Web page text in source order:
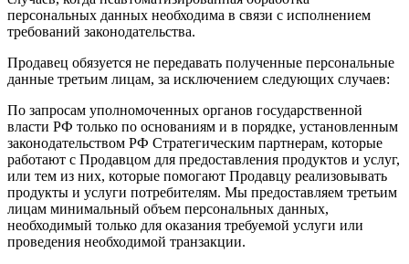
персональных данных необходима в связи с исполнением
требований законодательства.
Продавец обязуется не передавать полученные персональные
данные третьим лицам, за исключением следующих случаев:
По запросам уполномоченных органов государственной
власти РФ только по основаниям и в порядке, установленным
законодательством РФ Стратегическим партнерам, которые
работают с Продавцом для предоставления продуктов и услуг,
или тем из них, которые помогают Продавцу реализовывать
продукты и услуги потребителям. Мы предоставляем третьим
лицам минимальный объем персональных данных,
необходимый только для оказания требуемой услуги или
проведения необходимой транзакции.